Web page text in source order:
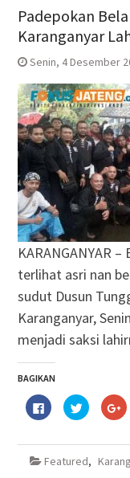
Padepokan
Karanganyar
Senin, 4 Desember
KARANGANYAR
terlihat asri nan
sudut Dusun
Karanganyar,
menjadi saksi
BAGIKAN
Klik
untuk
membagikan
jendela
Klik
untuk
berbagi
jendela
Klik
di
Featured,